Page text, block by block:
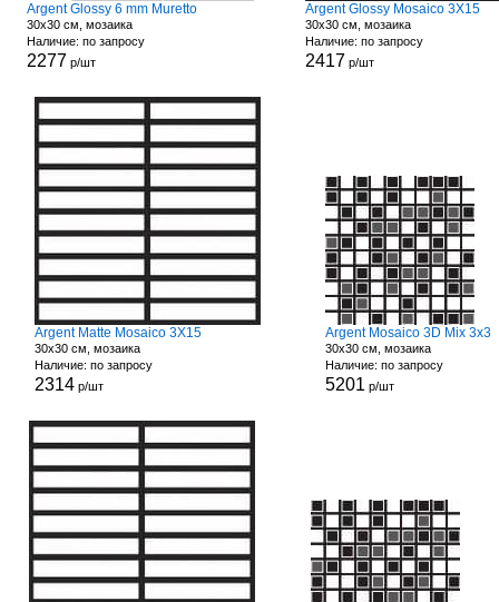
Argent Glossy 6 mm Muretto
30x30 см, мозаика
Наличие: по запросу
2277 р/шт
Argent Glossy Mosaico 3X15
30x30 см, мозаика
Наличие: по запросу
2417 р/шт
Argent Matte Mosaico 3X15
30x30 см, мозаика
Наличие: по запросу
2314р/шт
Argent Mosaico 3D Mix 3x3
30x30 см, мозаика
Наличие: по запросу
5201 р/шт